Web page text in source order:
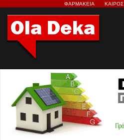
ΦΑΡΜΑΚΕΙΑ ΚΑΙΡΟΣ